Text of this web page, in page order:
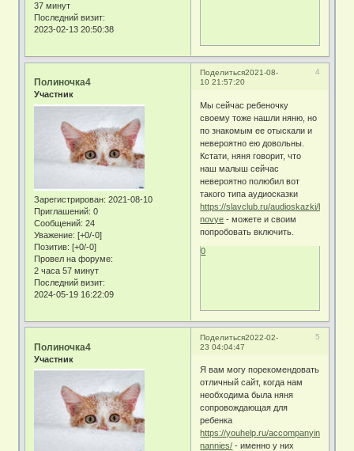
37 минут
Последний визит:
2023-02-13 20:50:38
Поделиться 4
2021-08-
10 21:57:20
Полиночка4
Участник
Зарегистрирован: 2021-08-10
Приглашений: 0
Сообщений: 24
Уважение: [+0/-0]
Позитив: [+0/-0]
Провел на форуме:
2 часа 57 минут
Последний визит:
2024-05-19 16:22:09
Мы сейчас ребеночку
своему тоже нашли няню, но
по знакомым ее отыскали и
невероятно ею довольны.
Кстати, няня говорит, что
наш малыш сейчас
невероятно полюбил вот
такого типа аудиосказки
https://slavclub.ru/audioskazki/
novye - можете и своим
попробовать включить.
0
Поделиться 5
2022-02-
23 04:04:47
Полиночка4
Участник
Я вам могу порекомендовать
отличный сайт, когда нам
необходима была няня
сопровождающая для
ребенка
https://youhelp.ru/accompanying-
nannies/ - именно у них